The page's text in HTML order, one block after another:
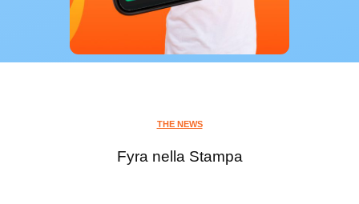
THE NEWS
Fyra nella Stampa